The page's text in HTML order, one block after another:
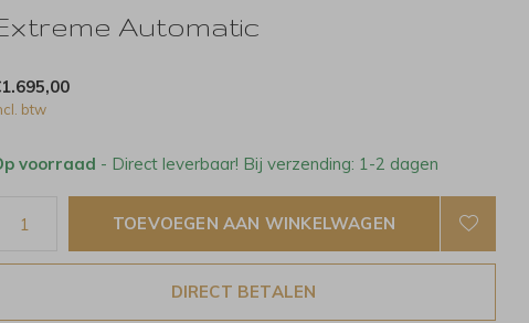
Automatic
btw
voorraad - Direct leverbaar! Bij verzending: 1-2 dagen
TOEVOEGEN AAN WINKELWAGEN
DIRECT BETALEN